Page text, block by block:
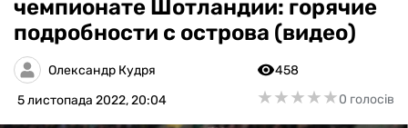
РІЗНЕ
БУКМЕКЕРИ
чемпионате Шотландии: горячие
подробности с острова (видео)
Олександр Кудря
5 листопада 2022, 20:04
458
★★★★★
★★★★★0 голосів